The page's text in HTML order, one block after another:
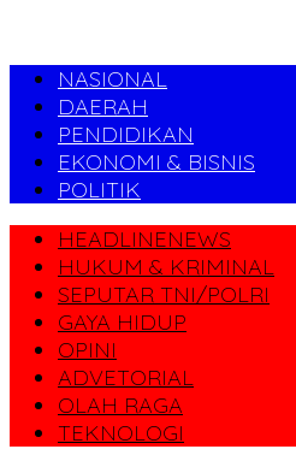
NASIONAL
DAERAH
PENDIDIKAN
EKONOMI & BISNIS
POLITIK
HEADLINENEWS
HUKUM & KRIMINAL
SEPUTAR TNI/POLRI
GAYA HIDUP
OPINI
ADVETORIAL
OLAH RAGA
TEKNOLOGI